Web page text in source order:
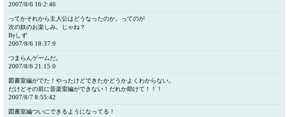
2007/8/6 16:2:46
ってかそれから主人公はどうなったのか。ってのが
次の奴のお楽しみ。じゃね？
Byしず
2007/8/6 18:37:9
つまらんゲームだ。
2007/8/6 21:15:0
図書室編がでた！やったけどできたかどうかよくわからない。
だけどその前に音楽室編ができない！だれか助けて！！！
2007/8/7 8:55:42
図書室編ついにできるようになってる！